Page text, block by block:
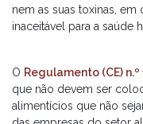
nem as suas toxinas,
inaceitável para a saúde
O Regulamento (CE)
que não devem ser
alimentícios que não